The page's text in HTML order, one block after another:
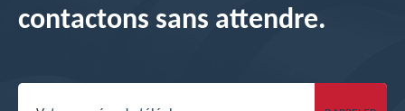
contactons sans attendre.